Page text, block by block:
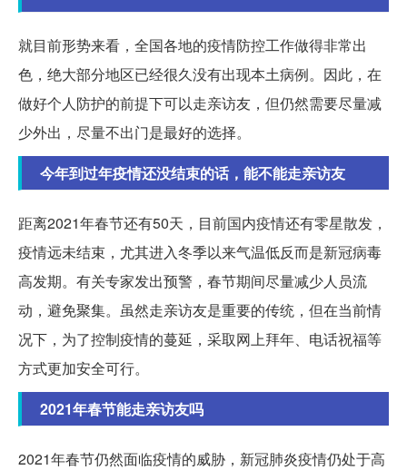
就目前形势来看，全国各地的疫情防控工作做得非常出
色，绝大部分地区已经很久没有出现本土病例。因此，在
做好个人防护的前提下可以走亲访友，但仍然需要尽量减
少外出，尽量不出门是最好的选择。
今年到过年疫情还没结束的话，能不能走亲访友
距离2021年春节还有50天，目前国内疫情还有零星散发，
疫情远未结束，尤其进入冬季以来气温低反而是新冠病毒
高发期。有关专家发出预警，春节期间尽量减少人员流
动，避免聚集。虽然走亲访友是重要的传统，但在当前情
况下，为了控制疫情的蔓延，采取网上拜年、电话祝福等
方式更加安全可行。
2021年春节能走亲访友吗
2021年春节仍然面临疫情的威胁，新冠肺炎疫情仍处于高